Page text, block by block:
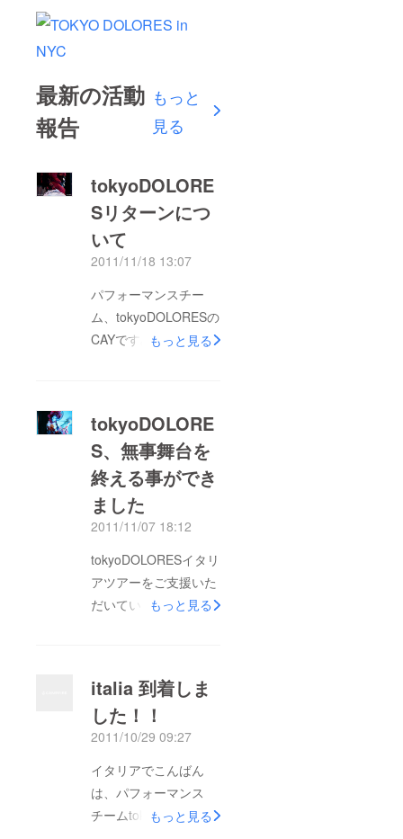
最新の活動
報告
もっと
見る
tokyoDOLORE
Sリターンにつ
いて
2011/11/18 13:07
パフォーマンスチー
ム、tokyoDOLORESの
CAYですみなさまのご
定ブログの公開準備が
整いましたので、 み
なさまへ限定ブログの
閲覧用urlを送らせて頂
きます。 その他、
いてはイタリアの制作
チームと編集中ですの
で、 お届けはもうし
フォーマンス素材の編
集と、 次回公演＜赤
頭巾＞にむけてバタバ
タとしておりますが、
みなさまへ素敵な写
真・動画をお届けいた
しますので 楽しみに
もっと見る
tokyoDOLORE
S、無事舞台を
終える事ができ
ました
2011/11/07 18:12
tokyoDOLORESイタリ
アツアーをご支援いた
だいている皆様。パ
ファイヤーでのパトロ
ン募集を開始してから
約一ヶ月、皆様のお陰
で、無事目標額の35万
を達成し、イタリア、
ルッカでの素晴らしい
パフォーマンスを終え
もっと見る
italia 到着しま
した！！
2011/10/29 09:27
イタリアでこんばん
は、パフォーマンス
チームtokyoDOLORES
もっと見る